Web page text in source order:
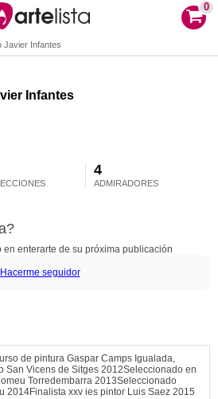
0
Javier Infantes
Infantes
4
ADMIRADORES
en enterarte de su próxima publicación
Hacerme seguidor
de pintura Gaspar Camps Igualada,
San Vicens de Sitges 2012Seleccionado en
Torredembarra 2013Seleccionado
2014Finalista xxv ies pintor Luis Saez 2015